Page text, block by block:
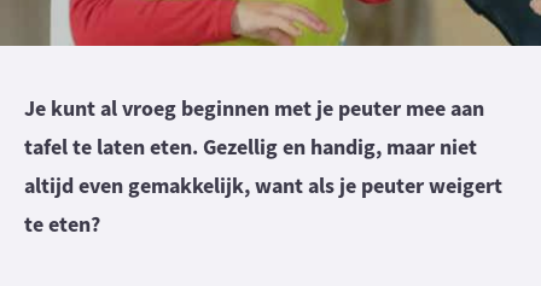
Je kunt al vroeg beginnen met je peuter mee aan
tafel te laten eten. Gezellig en handig, maar niet
altijd even gemakkelijk, want als je peuter weigert
te eten?